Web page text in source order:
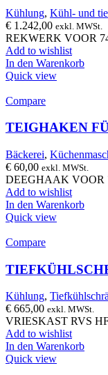
Kühlung, Kühl- und
€ 1.242,00 exkl. MWSt.
REKWERK VOOR
Add to wishlist
In den Warenkorb
Quick view
Compare
TEIGHAKEN
Bäckerei,
€ 60,00 exkl. MWSt.
DEEGHAAK VOOR
Add to wishlist
In den Warenkorb
Quick view
Compare
Kühlung,
€ 665,00 exkl. MWSt.
VRIESKAST RVS
Add to wishlist
In den Warenkorb
Quick view